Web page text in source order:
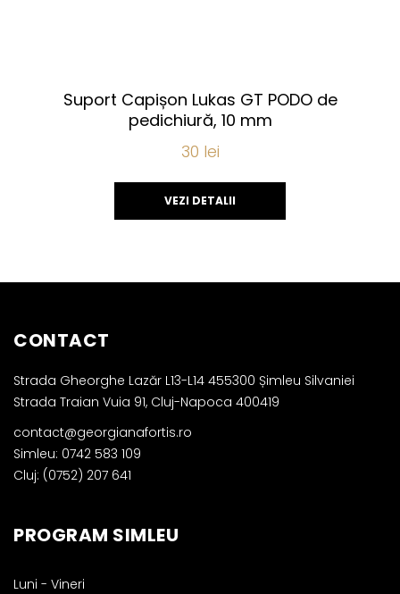
Suport Capișon Lukas GT PODO de
pedichiură, 10 mm
30 lei
VEZI DETALII
CONTACT
Strada Gheorghe Lazăr L13-L14 455300 Șimleu Silvaniei
Strada Traian Vuia 91, Cluj-Napoca 400419
contact@georgianafortis.ro
Simleu: 0742 583 109
Cluj: (0752) 207 641
PROGRAM SIMLEU
Luni - Vineri